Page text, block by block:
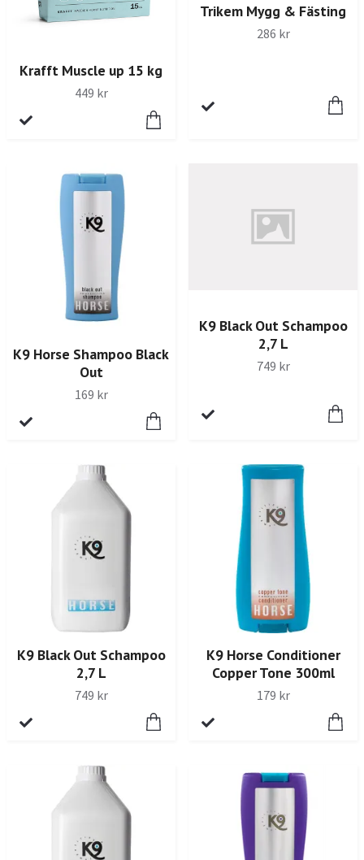
Krafft Muscle up 15 kg
449 kr
Trikem Mygg & Fästing
286 kr
K9 Horse Shampoo Black
Out
169 kr
K9 Black Out Schampoo
2,7 L
749 kr
K9 Black Out Schampoo
2,7 L
749 kr
K9 Horse Conditioner
Copper Tone 300ml
179 kr